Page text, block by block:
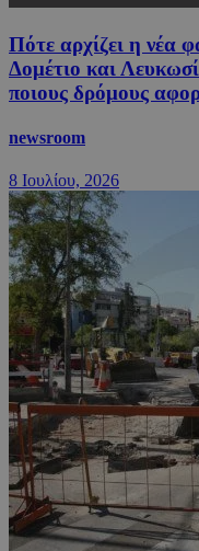
Πότε αρχίζει η νέα
Δομέτιο και
ποιους δρόμους
newsroom
8 Ιουλίου, 2026